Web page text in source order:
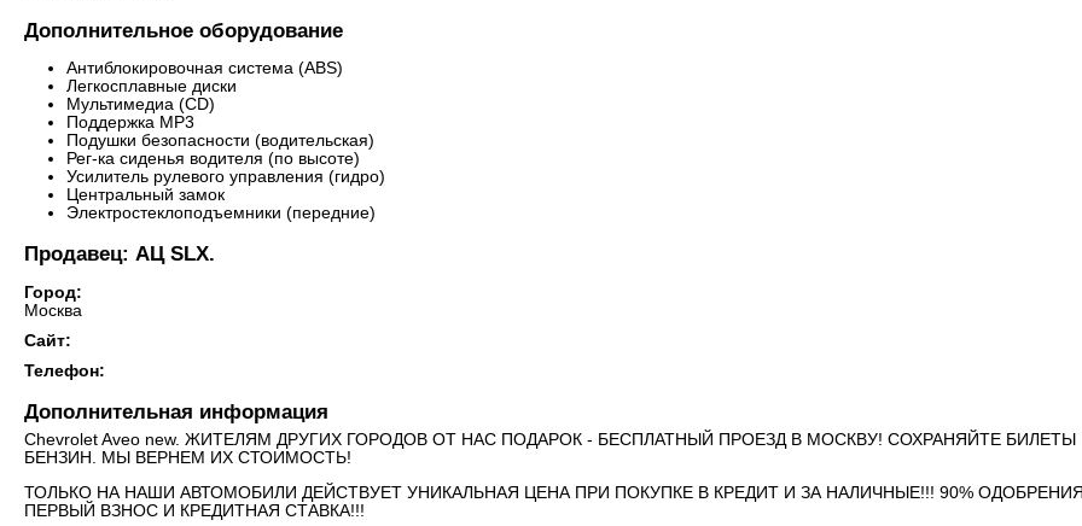
Дополнительное оборудование
Антиблокировочная система (ABS)
Легкосплавные диски
Мультимедиа (CD)
Поддержка MP3
Подушки безопасности (водительская)
Рег-ка сиденья водителя (по высоте)
Усилитель рулевого управления (гидро)
Центральный замок
Электростеклоподъемники (передние)
Продавец: АЦ SLX.
Город:
Москва
Сайт:
Телефон:
Дополнительная информация
Chevrolet Aveo new. ЖИТЕЛЯМ ДРУГИХ ГОРОДОВ ОТ НАС ПОДАРОК - БЕСПЛАТНЫЙ ПРОЕЗД В МОСКВУ! СОХРАНЯЙТЕ БИЛЕТЫ
БЕНЗИН. МЫ ВЕРНЕМ ИХ СТОИМОСТЬ!
ТОЛЬКО НА НАШИ АВТОМОБИЛИ ДЕЙСТВУЕТ УНИКАЛЬНАЯ ЦЕНА ПРИ ПОКУПКЕ В КРЕДИТ И ЗА НАЛИЧНЫЕ!!! 90% ОДОБРЕНИЯ
ПЕРВЫЙ ВЗНОС И КРЕДИТНАЯ СТАВКА!!!